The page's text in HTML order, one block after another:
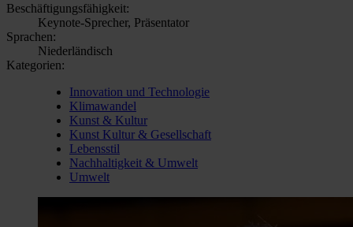
Beschäftigungsfähigkeit:
Keynote-Sprecher, Präsentator
Sprachen:
Niederländisch
Kategorien:
Innovation und Technologie
Klimawandel
Kunst & Kultur
Kunst Kultur & Gesellschaft
Lebensstil
Nachhaltigkeit & Umwelt
Umwelt